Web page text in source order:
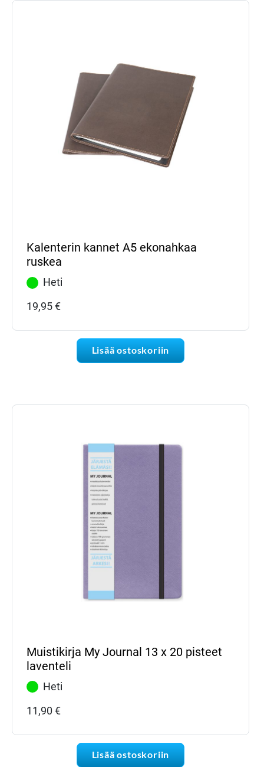
Kalenterin kannet A5 ekonahkaa
ruskea
Heti
19,95€
Lisää ostoskoriin
Muistikirja My Journal 13 x 20 pisteet
laventeli
Heti
11,90 €
Lisää ostoskoriin